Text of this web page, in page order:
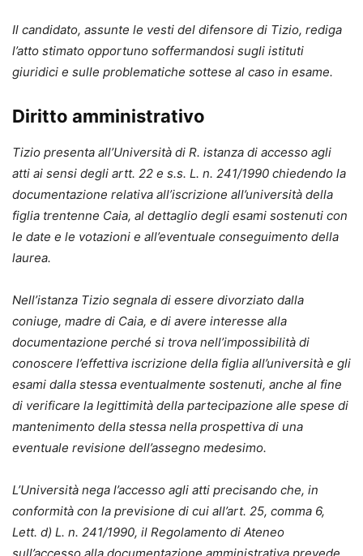
Il candidato, assunte le vesti del difensore di Tizio, rediga
l’atto stimato opportuno soffermandosi sugli istituti
giuridici e sulle problematiche sottese al caso in esame.
Diritto amministrativo
Tizio presenta all’Università di R. istanza di accesso agli
atti ai sensi degli artt. 22 e s.s. L. n. 241/1990 chiedendo la
documentazione relativa all’iscrizione all’università della
figlia trentenne Caia, al dettaglio degli esami sostenuti con
le date e le votazioni e all’eventuale conseguimento della
laurea.
Nell’istanza Tizio segnala di essere divorziato dalla
coniuge, madre di Caia, e di avere interesse alla
documentazione perché si trova nell’impossibilità di
conoscere l’effettiva iscrizione della figlia all’università e gli
esami dalla stessa eventualmente sostenuti, anche al fine
di verificare la legittimità della partecipazione alle spese di
mantenimento della stessa nella prospettiva di una
eventuale revisione dell’assegno medesimo.
L’Università nega l’accesso agli atti precisando che, in
conformità con la previsione di cui all’art. 25, comma 6,
Lett. d) L. n. 241/1990, il Regolamento di Ateneo